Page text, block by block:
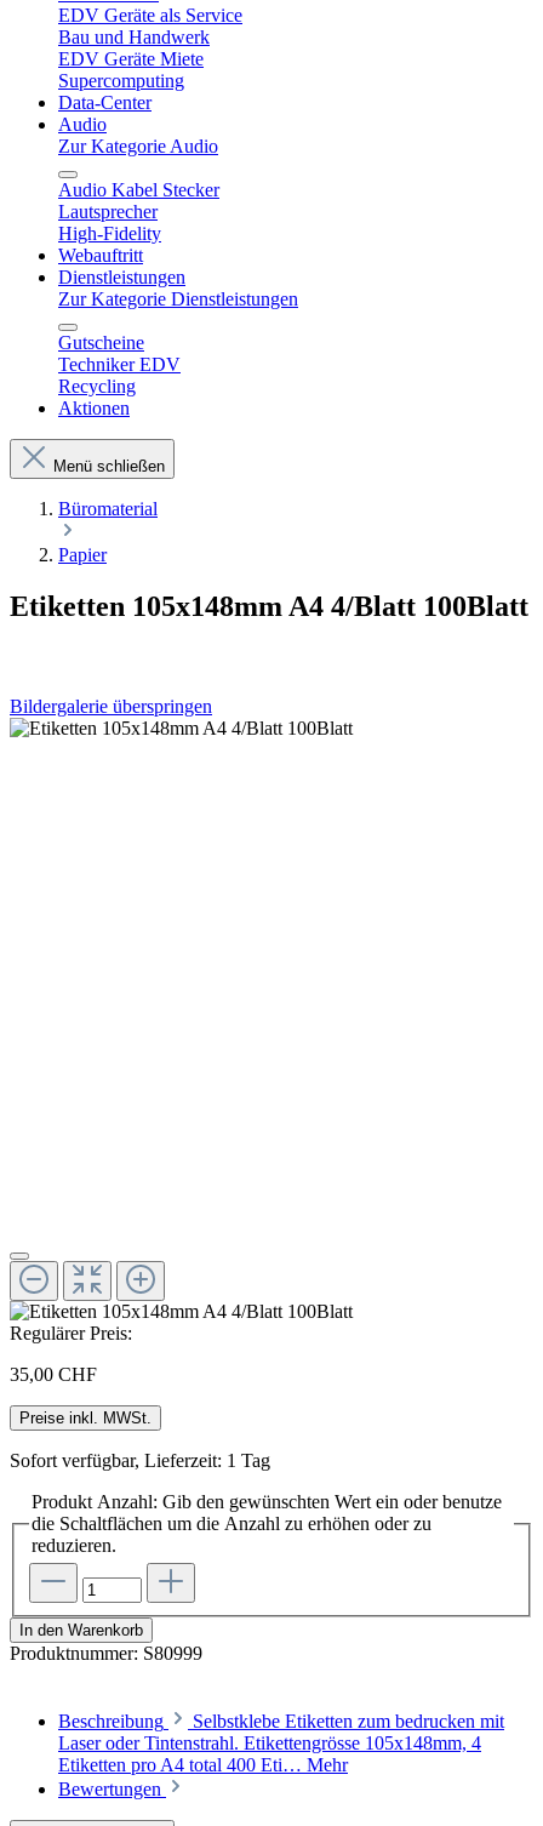
EDV Geräte als Service
Bau und Handwerk
EDV Geräte Miete
Supercomputing
Data-Center
Audio
Zur Kategorie Audio
Audio Kabel Stecker
Lautsprecher
High-Fidelity
Webauftritt
Dienstleistungen
Zur Kategorie Dienstleistungen
Gutscheine
Techniker EDV
Recycling
Aktionen
Menü schließen
Büromaterial
Papier
Etiketten 105x148mm A4 4/Blatt 100Blatt
Bildergalerie überspringen
Regulärer Preis:
35,00 CHF
Preise inkl. MWSt.
Sofort verfügbar, Lieferzeit: 1 Tag
Produkt Anzahl: Gib den gewünschten Wert ein oder benutze
die Schaltflächen um die Anzahl zu erhöhen oder zu
reduzieren.
In den Warenkorb
Produktnummer: S80999
Beschreibung
Selbstklebe Etiketten zum bedrucken mit
Laser oder Tintenstrahl. Etikettengrösse 105x148mm, 4
Etiketten pro A4 total 400 Eti… Mehr
Bewertungen